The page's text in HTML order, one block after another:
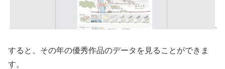
すると、その年の優秀作品のデータを見ることができま
す。